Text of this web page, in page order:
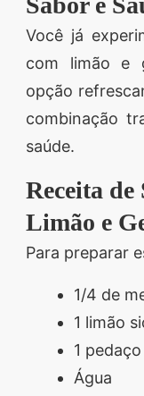
Você já
com limão e
opção
combinação
saúde.
Receita de
Limão e
Para preparar
1/4 de
1 limão
1
Água